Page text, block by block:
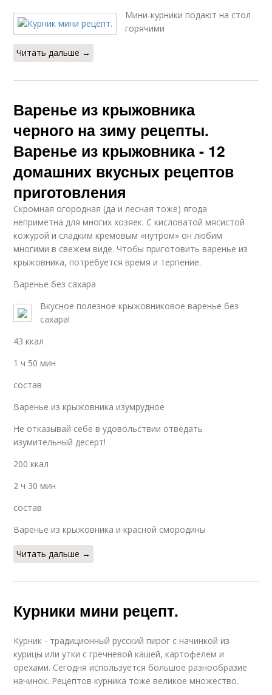
Мини-курники подают на стол
горячими
Читать дальше →
Варенье из крыжовника
черного на зиму рецепты.
Варенье из крыжовника - 12
домашних вкусных рецептов
приготовления
Скромная огородная (да и лесная тоже) ягода
неприметна для многих хозяек. С кисловатой мясистой
кожурой и сладким кремовым «нутром» он любим
многими в свежем виде. Чтобы приготовить варенье из
крыжовника, потребуется время и терпение.
Варенье без сахара
Вкусное полезное крыжовниковое варенье без
сахара!
43 ккал
1 ч 50 мин
состав
Варенье из крыжовника изумрудное
Не отказывай себе в удовольствии отведать
изумительный десерт!
200 ккал
2 ч 30 мин
состав
Варенье из крыжовника и красной смородины
Читать дальше →
Курники мини рецепт.
Курник - традиционный русский пирог с начинкой из
курицы или утки с гречневой кашей, картофелем и
орехами. Сегодня используется большое разнообразие
начинок. Рецептов курника тоже великое множество.